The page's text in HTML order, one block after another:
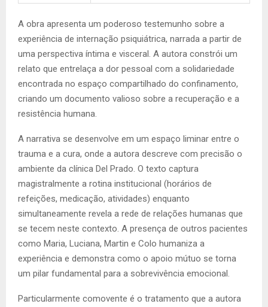
A obra apresenta um poderoso testemunho sobre a
experiência de internação psiquiátrica, narrada a partir de
uma perspectiva íntima e visceral. A autora constrói um
relato que entrelaça a dor pessoal com a solidariedade
encontrada no espaço compartilhado do confinamento,
criando um documento valioso sobre a recuperação e a
resistência humana.
A narrativa se desenvolve em um espaço liminar entre o
trauma e a cura, onde a autora descreve com precisão o
ambiente da clínica Del Prado. O texto captura
magistralmente a rotina institucional (horários de
refeições, medicação, atividades) enquanto
simultaneamente revela a rede de relações humanas que
se tecem neste contexto. A presença de outros pacientes
como Maria, Luciana, Martin e Colo humaniza a
experiência e demonstra como o apoio mútuo se torna
um pilar fundamental para a sobrevivência emocional.
Particularmente comovente é o tratamento que a autora